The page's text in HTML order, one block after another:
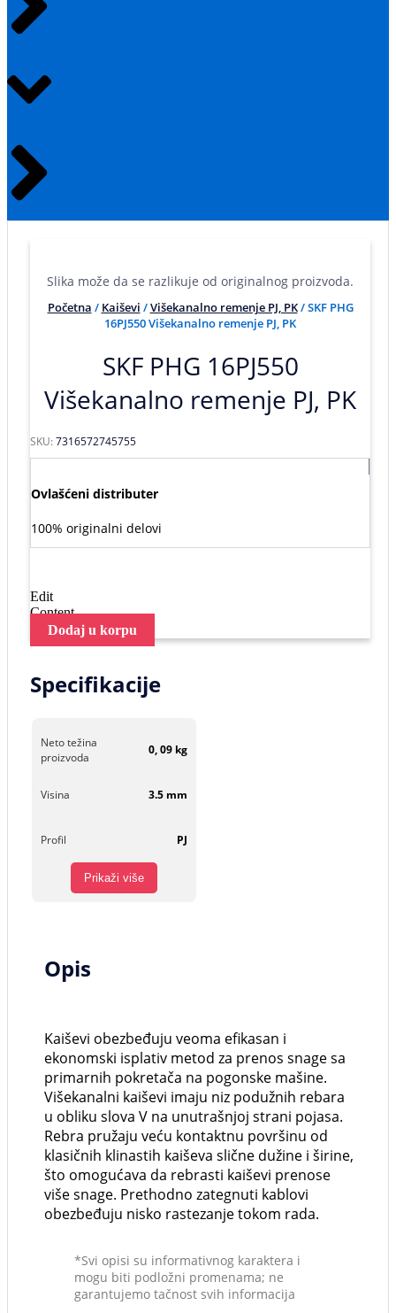
Slika može da se razlikuje od originalnog proizvoda.
Početna / Kaiševi /Višekanalno remenje PJ, PK/ SKF PHG
16PJ550 Višekanalno remenje PJ, PK
SKF PHG 16PJ550
Višekanalno remenje PJ, PK
SKU:7316572745755
Ovlašćeni distributer
100% originalni delovi
Edit
Content
Dodaj u korpu
Specifikacije
Neto težina
proizvoda
0, 09 kg
Visina 3.5 mm
Profil PJ
Prikaži više
Opis
Kaiševi obezbeđuju veoma efikasan i
ekonomski isplativ metod za prenos snage sa
primarnih pokretača na pogonske mašine.
Višekanalni kaiševi imaju niz podužnih rebara
u obliku slova V na unutrašnjoj strani pojasa.
Rebra pružaju veću kontaktnu površinu od
klasičnih klinastih kaiševa slične dužine i širine,
što omogućava da rebrasti kaiševi prenose
više snage. Prethodno zategnuti kablovi
obezbeđuju nisko rastezanje tokom rada.
*Svi opisi su informativnog karaktera i
mogu biti podložni promenama; ne
garantujemo tačnost svih informacija